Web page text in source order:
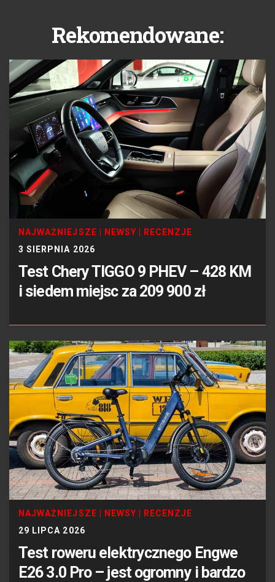
Rekomendowane:
NAJWAŻNIEJSZE NEWSY
RECENZJE
3 SIERPNIA 2026
Test Chery TIGGO 9 PHEV – 428 KM
i siedem miejsc za 209 900 zł
NAJWAŻNIEJSZE NEWSY
RECENZJE
29 LIPCA 2026
Test roweru elektrycznego Engwe
E26 3.0 Pro – jest ogromny i bardzo